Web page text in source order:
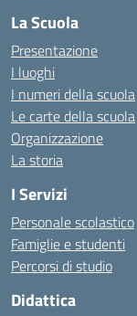
La Scuola
Presentazione
I luoghi
I numeri della scuola
Le carte della scuola
Organizzazione
La storia
I Servizi
Personale scolastico
Famiglie e studenti
Percorsi di studio
Didattica